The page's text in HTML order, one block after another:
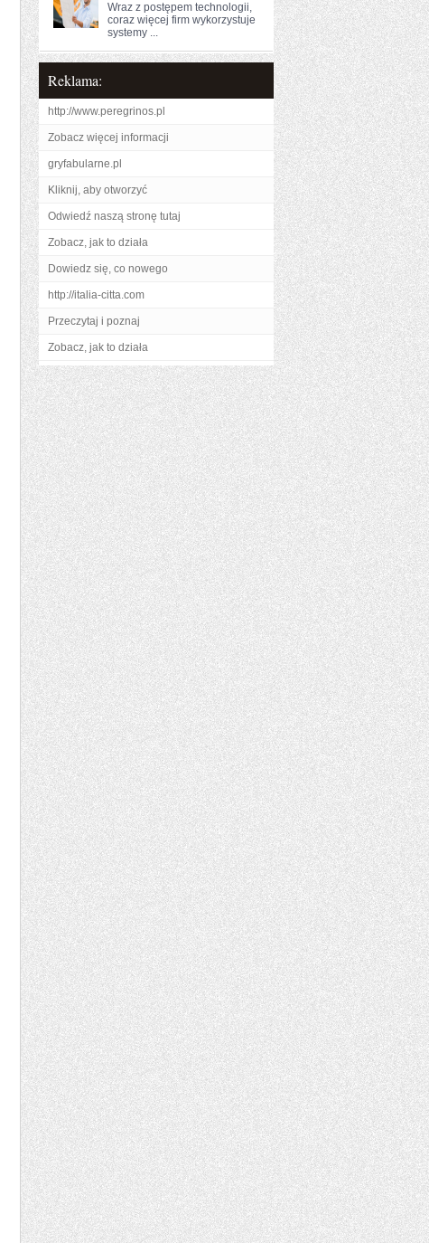
Wraz z postępem technologii,
⁢coraz więcej⁣ firm wykorzystuje
systemy ...
Reklama:
http://www.peregrinos.pl
Zobacz więcej informacji
gryfabularne.pl
Kliknij, aby otworzyć
Odwiedź naszą stronę tutaj
Zobacz, jak to działa
Dowiedz się, co nowego
http://italia-citta.com
Przeczytaj i poznaj
Zobacz, jak to działa